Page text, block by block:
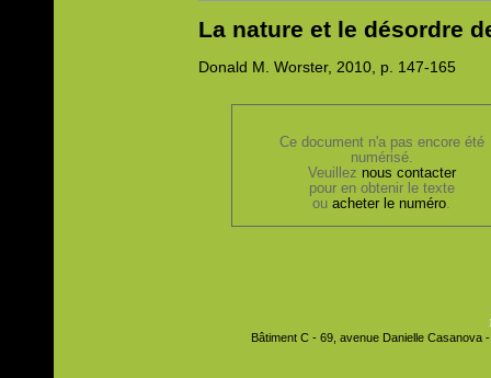
La nature et le désordre
Donald M. Worster, 2010, p. 147-165
Ce document n'a pas encore été
numérisé.
Veuillez nous contacter
pour en obtenir le texte
ouacheter le numéro.
Bâtiment C - 69, avenue Danielle